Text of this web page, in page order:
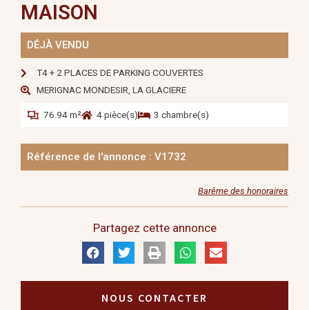
MAISON
DÉJÀ VENDU
T4 + 2 PLACES DE PARKING COUVERTES
MERIGNAC MONDESIR, LA GLACIERE
76.94 m² 4 pièce(s) 3 chambre(s)
Référence de l'annonce : V1732
Barême des honoraires
Partagez cette annonce
NOUS CONTACTER